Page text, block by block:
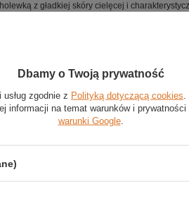
z gładkiej skóry cielęcej i
logotypy Sparco.
Dbamy o Twoją prywatność
zgodnie z Polityką dotyczącą cookies
informacji na temat warunków i
warunki Google.